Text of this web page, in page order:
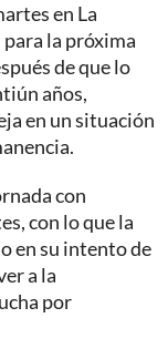
en La
la próxima
de que lo
años,
en un situación
con
con lo que la
en su intento de
a la
por